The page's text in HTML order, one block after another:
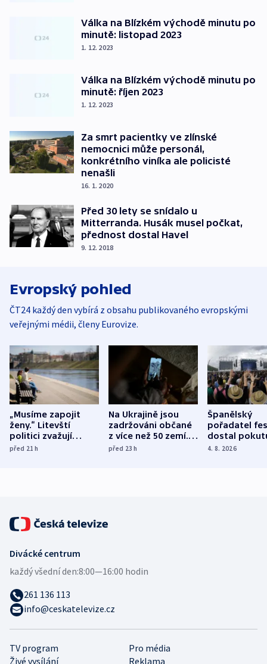
Válka na Blízkém východě minutu po
minutě: listopad 2023
1. 12. 2023
Válka na Blízkém východě minutu po
minutě: říjen 2023
1. 12. 2023
Za smrt pacientky ve zlínské
nemocnici může personál,
konkrétního viníka ale policisté
nenašli
16. 1. 2020
Před 30 lety se snídalo u
Mitterranda. Husák musel počkat,
přednost dostal Havel
9. 12. 2018
Evropský pohled
ČT24 každý den vybírá z obsahu publikovaného evropskými
veřejnými médii, členy Eurovize.
„Musíme zapojit
ženy.“ Litevští
politici zvažují
dohodu o
před 21h
Na Ukrajině jsou
zadržováni občané
z více než 50 zemí.
Bojovali na straně
před 23h
Španělský
pořadatel
dostal
nekalé
4. 8. 2026
TV program
Pro média
Živé vysílání
Reklama
Divácké centrum
každý všední den:8:00—16:00 hodin
261 136 113
info@ceskatelevize.cz